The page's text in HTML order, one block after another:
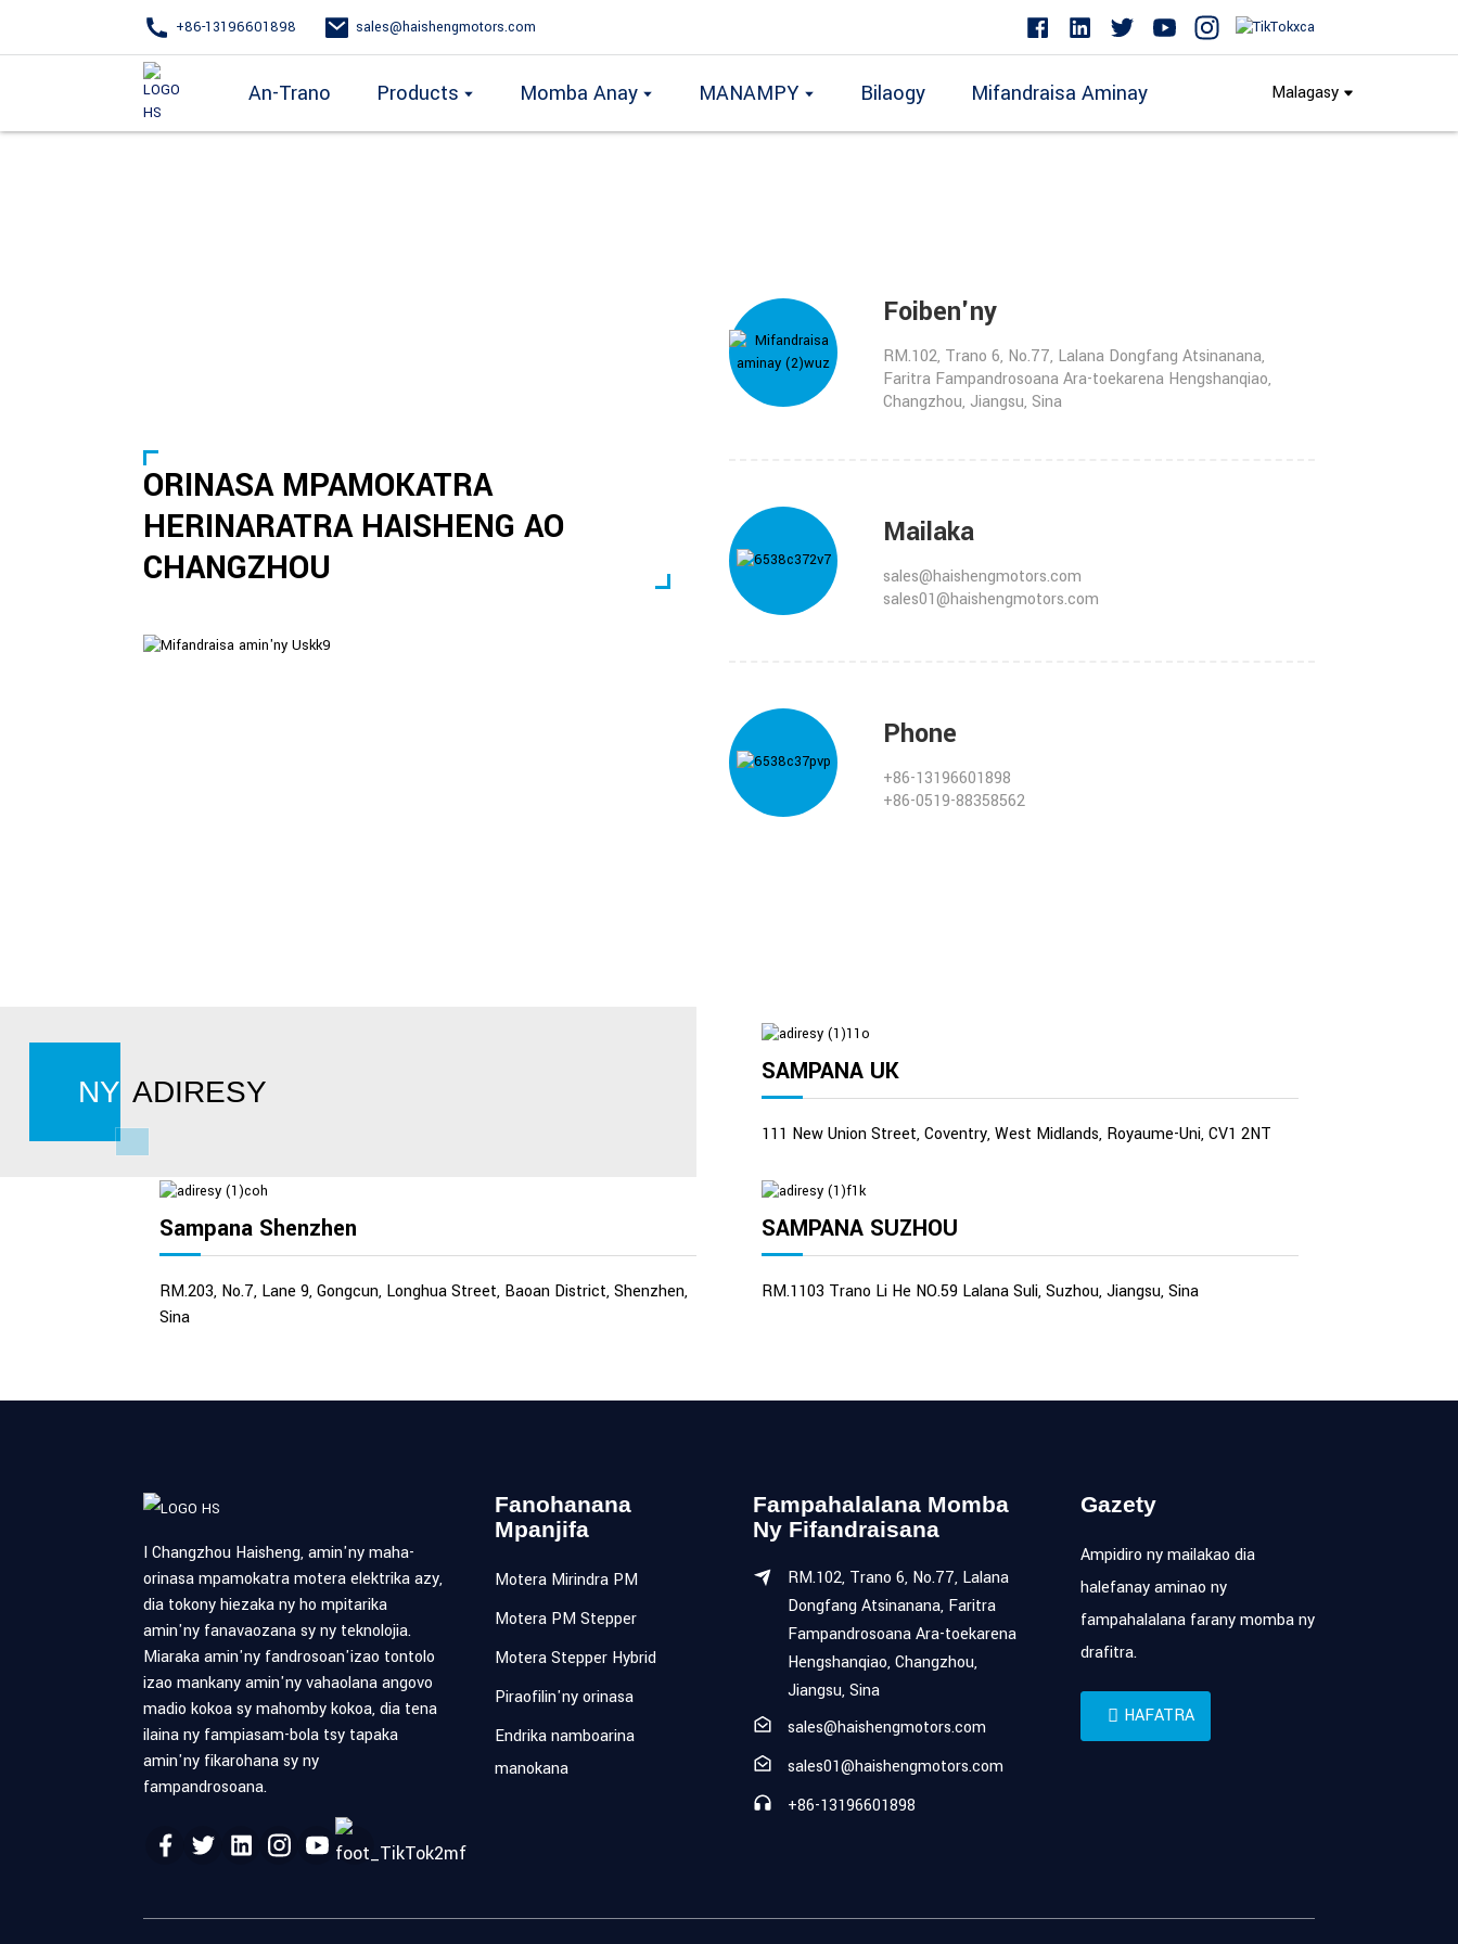
+86-13196601898 sales@haishengmotors.com
An-Trano Products Momba Anay MANAMPY Bilaogy Mifandraisa Aminay Malagasy
ORINASA MPAMOKATRA
HERINARATRA HAISHENG AO
CHANGZHOU
Foiben'ny
RM.102, Trano 6, No.77, Lalana Dongfang Atsinanana,
Faritra Fampandrosoana Ara-toekarena Hengshanqiao,
Changzhou, Jiangsu, Sina
Mailaka
sales@haishengmotors.com
sales01@haishengmotors.com
Phone
+86-13196601898
+86-0519-88358562
NY ADIRESY
SAMPANA UK
111 New Union Street, Coventry, West Midlands, Royaume-Uni, CV1 2NT
Sampana Shenzhen
RM.203, No.7, Lane 9, Gongcun, Longhua Street, Baoan District, Shenzhen,
Sina
SAMPANA SUZHOU
RM.1103 Trano Li He NO.59 Lalana Suli, Suzhou, Jiangsu, Sina
I Changzhou Haisheng, amin'ny maha-
orinasa mpamokatra motera elektrika azy,
dia tokony hiezaka ny ho mpitarika
amin'ny fanavaozana sy ny teknolojia.
Miaraka amin'ny fandrosoan'izao tontolo
izao mankany amin'ny vahaolana angovo
madio kokoa sy mahomby kokoa, dia tena
ilaina ny fampiasam-bola tsy tapaka
amin'ny fikarohana sy ny
fampandrosoana.
Fanohanana
Mpanjifa
Motera Mirindra PM
Motera PM Stepper
Motera Stepper Hybrid
Piraofilin'ny orinasa
Endrika namboarina
manokana
Fampahalalana Momba
Ny Fifandraisana
RM.102, Trano 6, No.77, Lalana
Dongfang Atsinanana, Faritra
Fampandrosoana Ara-toekarena
Hengshanqiao, Changzhou,
Jiangsu, Sina
sales@haishengmotors.com
sales01@haishengmotors.com
+86-13196601898
Gazety
Ampidiro ny mailakao dia
halefanay aminao ny
fampahalalana farany momba ny
drafitra.
HAFATRA